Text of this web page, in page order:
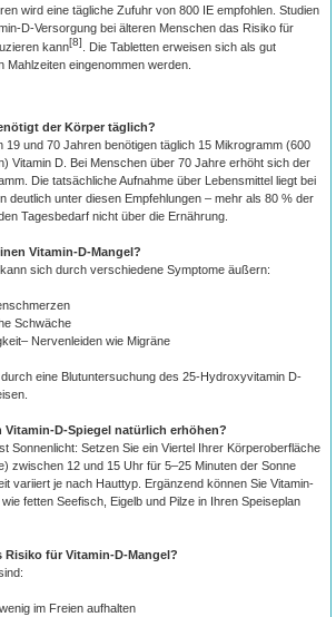
wird eine tägliche Zufuhr von 800 IE empfohlen. Studien
D-Versorgung bei älteren Menschen das Risiko für
kann[8]
. Die Tabletten erweisen sich als gut
eingenommen werden.
der Körper täglich?
19 und 70 Jahren benötigen täglich 15 Mikrogramm (600
Vitamin D. Bei Menschen über 70 Jahre erhöht sich der
Die tatsächliche Aufnahme über Lebensmittel liegt bei
deutlich unter diesen Empfehlungen – mehr als 80 % der
Tagesbedarf nicht über die Ernährung.
Vitamin-D-Mangel?
sich durch verschiedene Symptome äußern:
Schwäche
Nervenleiden wie Migräne
eine Blutuntersuchung des 25-Hydroxyvitamin D-
Vitamin-D-Spiegel natürlich erhöhen?
Sonnenlicht: Setzen Sie ein Viertel Ihrer Körperoberfläche
zwischen 12 und 15 Uhr für 5–25 Minuten der Sonne
variiert je nach Hauttyp. Ergänzend können Sie Vitamin-
fetten Seefisch, Eigelb und Pilze in Ihren Speiseplan
Risiko für Vitamin-D-Mangel?
im Freien aufhalten